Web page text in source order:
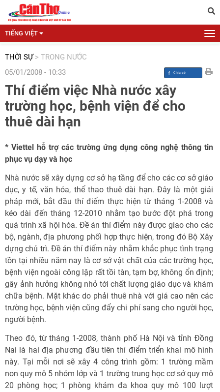
TIẾNG VIỆT
THỜI SỰ > TRONG NƯỚC
05/01/2008 - 10:33
Thí điểm việc Nhà nước xây
trường học, bệnh viện để cho
thuê dài hạn
* Viettel hỗ trợ các trường ứng dụng công nghệ thông tin
phục vụ dạy và học
Nhà nước sẽ xây dựng cơ sở hạ tầng để cho các cơ sở giáo
dục, y tế, văn hóa, thể thao thuê dài hạn. Đây là một giải
pháp mới, bắt đầu thí điểm thực hiện từ tháng 1-2008 và
kéo dài đến tháng 12-2010 nhằm tạo bước đột phá trong
quá trình xã hội hóa. Đề án thí điểm này được giao cho các
bộ, ngành, địa phương phối hợp thực hiện, trong đó Bộ Xây
dựng chủ trì. Đề án thí điểm này nhằm khắc phục tình trạng
tồn tại nhiều năm nay là cơ sở vật chất của các trường học,
bệnh viện ngoài công lập rất tồi tàn, tạm bợ, không ổn định;
gây ảnh hưởng không nhỏ tới chất lượng giáo dục và khám
chữa bệnh. Mặt khác do phải thuê nhà với giá cao nên các
trường học, bệnh viện cũng đẩy chi phí sang cho người học,
người bệnh.
Theo đó, từ tháng 1-2008, thành phố Hà Nội và tỉnh Đồng
Nai là hai địa phương đầu tiên thí điểm triển khai mô hình
này. Tại mỗi nơi sẽ xây 4 công trình gồm: 1 trường mầm
non quy mô 5 nhóm lớp và 1 trường trung học cơ sở quy mô
20 phòng học; 1 phòng khám đa khoa quy mô 100 lượt